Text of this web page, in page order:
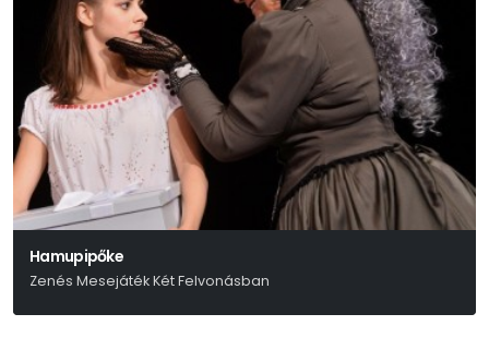
Hamupipőke
Zenés Mesejáték Két Felvonásban